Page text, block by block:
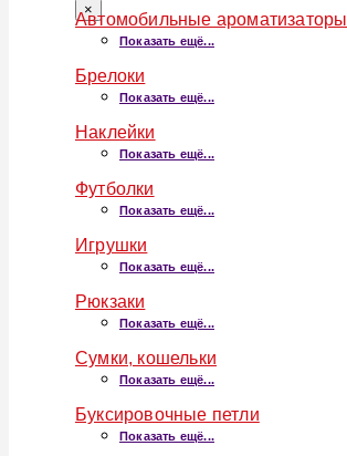
×
Автомобильные ароматизаторы
Показать ещё...
Брелоки
Показать ещё...
Наклейки
Показать ещё...
Футболки
Показать ещё...
Игрушки
Показать ещё...
Рюкзаки
Показать ещё...
Сумки, кошельки
Показать ещё...
Буксировочные петли
Показать ещё...